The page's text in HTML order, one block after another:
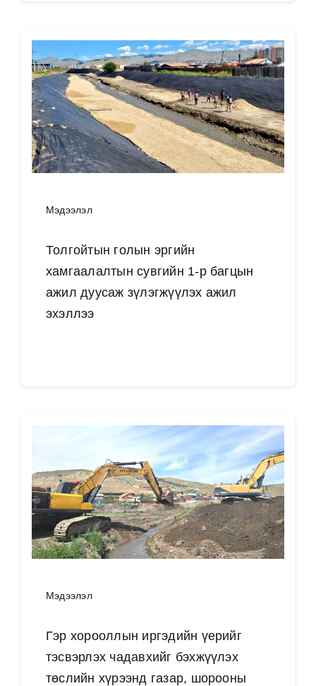
Мэдээлэл
Толгойтын голын эргийн
хамгаалалтын сувгийн 1-р багцын
ажил дуусаж зүлэгжүүлэх ажил
эхэллээ
Мэдээлэл
Гэр хорооллын иргэдийн үерийг
тэсвэрлэх чадавхийг бэхжүүлэх
төслийн хүрээнд газар, шорооны